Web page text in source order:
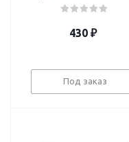
430₽
Под заказ